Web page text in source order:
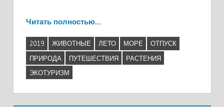
Читать полностью…
2019 ЖИВОТНЫЕ ЛЕТО МОРЕ
ОТПУСК
ПРИРОДА
ПУТЕШЕСТВИЯ
РАСТЕНИЯ
ЭКОТУРИЗМ